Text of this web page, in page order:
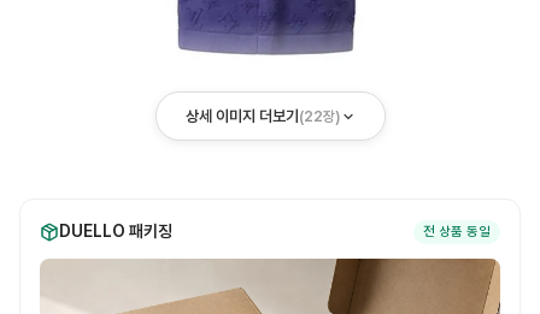
상세 이미지 더보기 (22장)
DUELLO 패키징 전 상품 동일